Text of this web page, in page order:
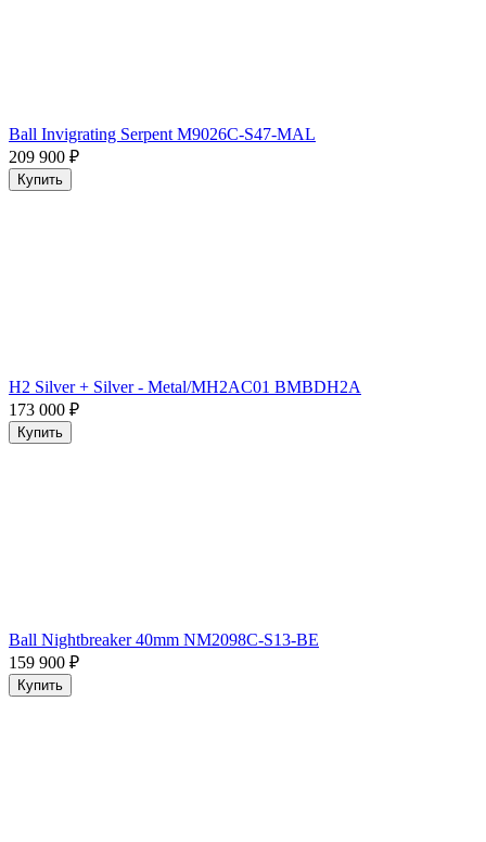
Ball Invigrating Serpent M9026C-S47-MAL
209 900 ₽
Купить
H2 Silver + Silver - Metal/MH2AC01 BMBDH2A
173 000 ₽
Купить
Ball Nightbreaker 40mm NM2098C-S13-BE
159 900 ₽
Купить